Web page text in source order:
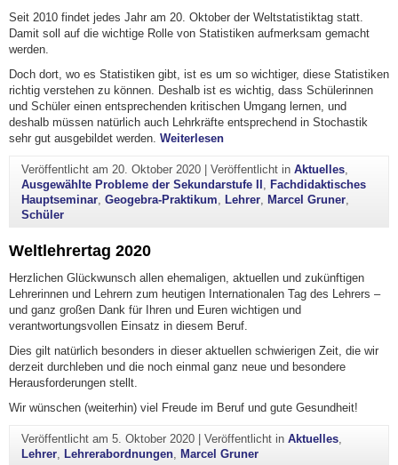
Seit 2010 findet jedes Jahr am 20. Oktober der Weltstatistiktag statt.
Damit soll auf die wichtige Rolle von Statistiken aufmerksam gemacht
werden.
Doch dort, wo es Statistiken gibt, ist es um so wichtiger, diese Statistiken
richtig verstehen zu können. Deshalb ist es wichtig, dass Schülerinnen
und Schüler einen entsprechenden kritischen Umgang lernen, und
deshalb müssen natürlich auch Lehrkräfte entsprechend in Stochastik
sehr gut ausgebildet werden. Weiterlesen"Weltstatistiktag 2020"
Veröffentlicht am 20. Oktober 2020| Veröffentlicht in Aktuelles,
Ausgewählte Probleme der Sekundarstufe II
Fachdidaktisches
Hauptseminar, Geogebra-Praktikum Lehrer, Marcel Gruner,
Schüler
Weltlehrertag 2020
Herzlichen Glückwunsch allen ehemaligen, aktuellen und zukünftigen
Lehrerinnen und Lehrern zum heutigen Internationalen Tag des Lehrers –
und ganz großen Dank für Ihren und Euren wichtigen und
verantwortungsvollen Einsatz in diesem Beruf.
Dies gilt natürlich besonders in dieser aktuellen schwierigen Zeit, die wir
derzeit durchleben und die noch einmal ganz neue und besondere
Herausforderungen stellt.
Wir wünschen (weiterhin) viel Freude im Beruf und gute Gesundheit!
Veröffentlicht am 5. Oktober 2020| Veröffentlicht in Aktuelles,
Lehrer, Lehrerabordnungen, Marcel Gruner